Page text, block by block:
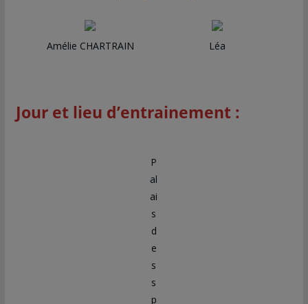
Amélie CHARTRAIN Léa
Jour et lieu d’entrainement :
P
al
ai
s
d
e
s
s
p